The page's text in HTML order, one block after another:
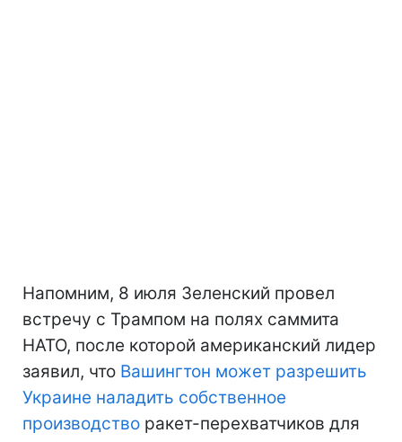
Напомним, 8 июля Зеленский провел
встречу с Трампом на полях саммита
НАТО, после которой американский лидер
заявил, что Вашингтон может разрешить
Украине наладить собственное
производство ракет-перехватчиков для